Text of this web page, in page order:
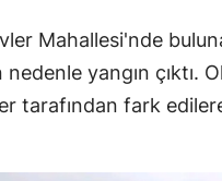
Mahallesi'nde
yangın çıktı.
tarafından fark